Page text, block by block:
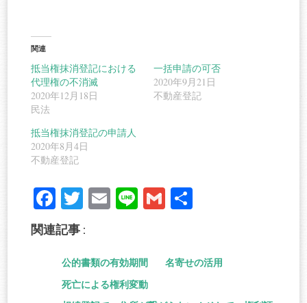
関連
抵当権抹消登記における
代理権の不消滅
2020年12月18日
民法
一括申請の可否
2020年9月21日
不動産登記
抵当権抹消登記の申請人
2020年8月4日
不動産登記
Fa
ce
bo
ok
T
wi
tte
r
E Li G
関連記事 :
公的書類の有効期間
名寄せの活用
死亡による権利変動